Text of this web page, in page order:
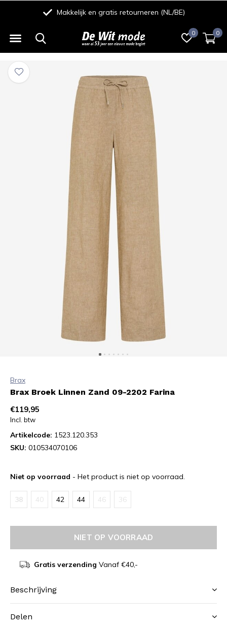
0 0
Makkelijk en gratis retourneren (NL/BE)
Brax
Brax Broek Linnen Zand 09-2202 Farina
€119,95
Incl. btw
Artikelcode: 1523.120.353
SKU: 010534070106
Niet op voorraad - Het product is niet op voorraad.
38 40 42 44 46 36
NIET OP VOORRAAD
Gratis verzending Vanaf €40,-
Beschrijving
Delen